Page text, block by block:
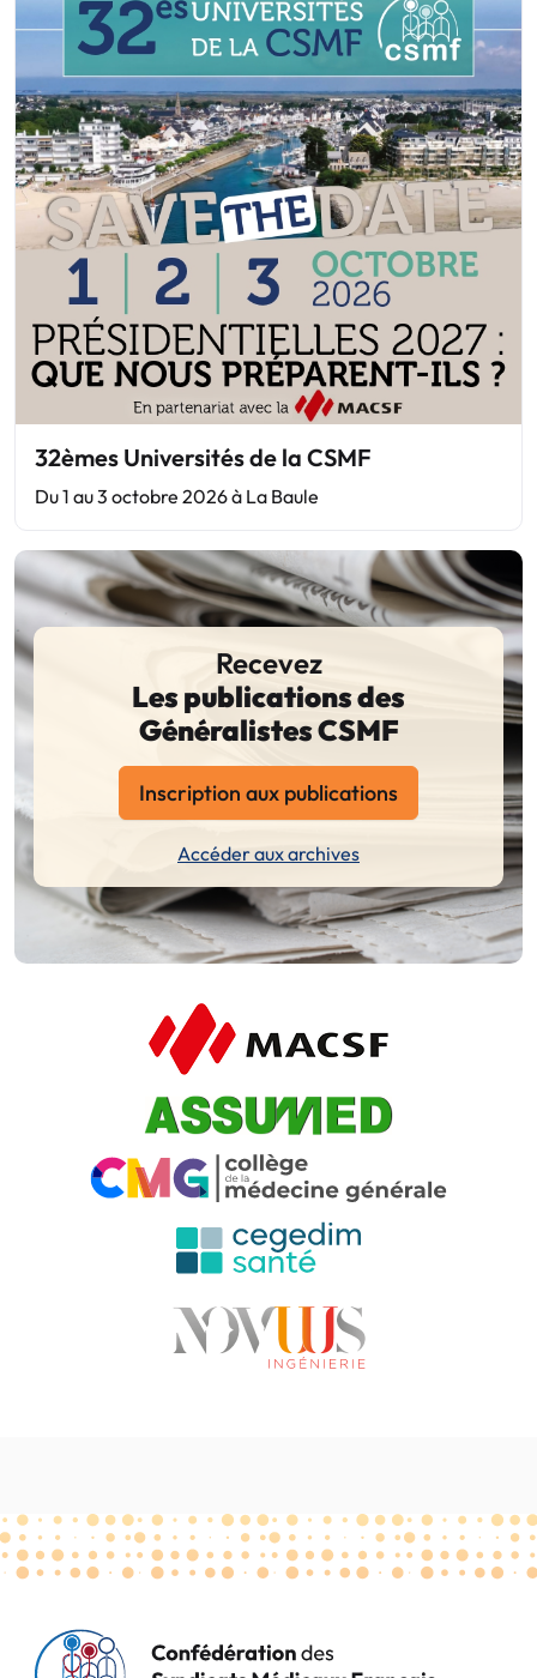
32èmes Universités de la CSMF
Du 1 au 3 octobre 2026 à La Baule
Recevez
Les publications des
Généralistes CSMF
Inscription aux publications
Accéder aux archives